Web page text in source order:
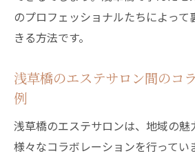
再生する自分を感じるエ
のプロフェッショナルたちによって
きる方法です。
浅草橋のエステサロン間のコ
例
浅草橋のエステサロンは、地域の魅
様々なコラボレーションを行ってい